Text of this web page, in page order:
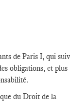
de Paris I, qui
obligations, et plus
du Droit de la